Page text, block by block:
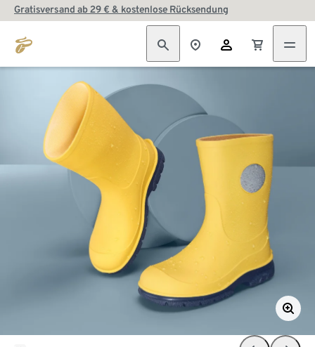
Gratisversand ab 29 € & kostenlose Rücksendung